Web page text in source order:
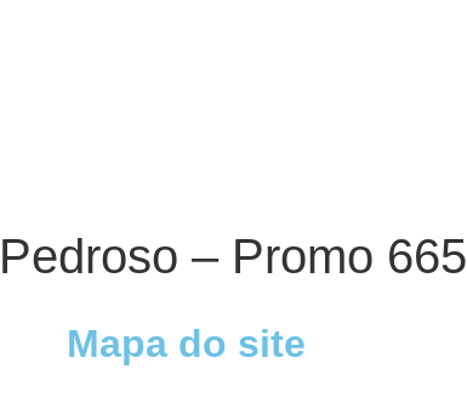
– Promo 665
Mapa do site